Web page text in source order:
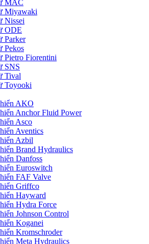
MAC
Miyawaki
Nissei
ODE
Parker
Pekos
Pietro Fiorentini
SNS
Tival
Toyooki
AKO
Anchor Fluid Power
Asco
Aventics
Azbil
Brand Hydraulics
Danfoss
Euroswitch
FAF Valve
Griffco
Hayward
Hydra Force
Johnson Control
Koganei
Kromschroder
Meta Hydraulics